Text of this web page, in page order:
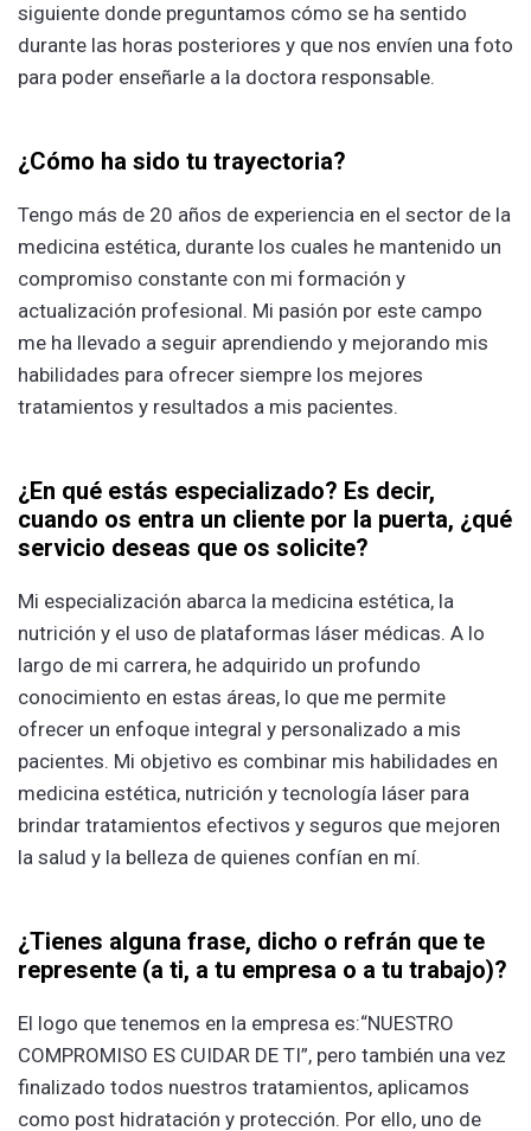
siguiente donde preguntamos cómo se ha sentido
durante las horas posteriores y que nos envíen una foto
para poder enseñarle a la doctora responsable.
¿Cómo ha sido tu trayectoria?
Tengo más de 20 años de experiencia en el sector de la
medicina estética, durante los cuales he mantenido un
compromiso constante con mi formación y
actualización profesional. Mi pasión por este campo
me ha llevado a seguir aprendiendo y mejorando mis
habilidades para ofrecer siempre los mejores
tratamientos y resultados a mis pacientes.
¿En qué estás especializado? Es decir,
cuando os entra un cliente por la puerta, ¿qué
servicio deseas que os solicite?
Mi especialización abarca la medicina estética, la
nutrición y el uso de plataformas láser médicas. A lo
largo de mi carrera, he adquirido un profundo
conocimiento en estas áreas, lo que me permite
ofrecer un enfoque integral y personalizado a mis
pacientes. Mi objetivo es combinar mis habilidades en
medicina estética, nutrición y tecnología láser para
brindar tratamientos efectivos y seguros que mejoren
la salud y la belleza de quienes confían en mí.
¿Tienes alguna frase, dicho o refrán que te
represente (a ti, a tu empresa o a tu trabajo)?
El logo que tenemos en la empresa es:“NUESTRO
COMPROMISO ES CUIDAR DE TI”, pero también una vez
finalizado todos nuestros tratamientos, aplicamos
como post hidratación y protección. Por ello, uno de